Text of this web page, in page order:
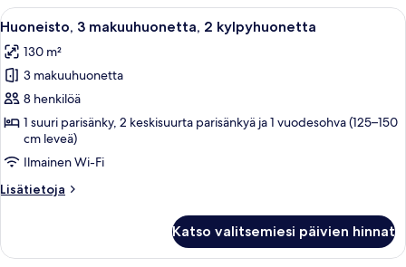
Avaa
kaikki
huonetyypin
Huoneisto,
3
makuuhuonetta,
kylpyhuonetta
kuvat
Moderni huoneisto, jossa on
12
Huoneisto, 3 makuuhuonetta, 2 kylpyhuonetta
130 m²
3 makuuhuonetta
8 henkilöä
1 suuri parisänky, 2 keskisuurta parisänkyä ja 1 vuodesohva (125–150
cm leveä)
Ilmainen Wi-Fi
Lisätietoja
Lisätietoja
makuuhuonetta,
Katso valitsemiesi päivien hinnat